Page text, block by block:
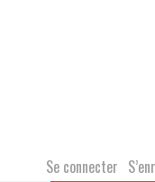
Se connecter